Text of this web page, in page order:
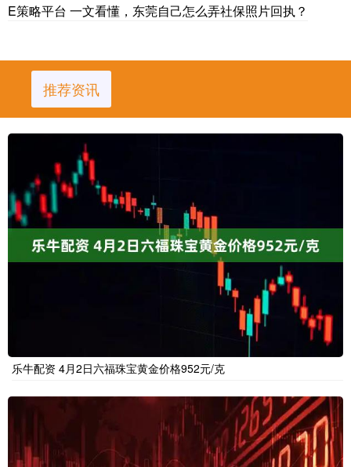
E策略平台 一文看懂，东莞自己怎么弄社保照片回执？
推荐资讯
乐牛配资 4月2日六福珠宝黄金价格952元/克